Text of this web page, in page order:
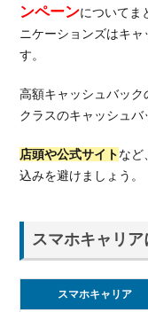
ンペーンについてま
ニケーションズはキ
す。
高額キャッシュバッ
クラスのキャッシュバ
店頭や公式サイトなど
込みを避けましょう。
スマホキャリ
スマホキャリア